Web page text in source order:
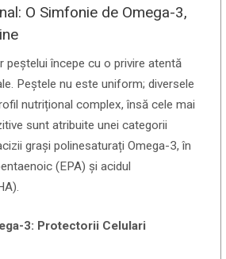
O Simfonie de Omega-3,
peștelui începe cu o privire atentă
Peștele nu este uniform; diversele
nutrițional complex, însă cele mai
sunt atribuite unei categorii
grași polinesaturați Omega-3, în
(EPA) și acidul
3: Protectorii Celulari